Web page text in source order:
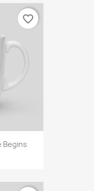
Begins
favorite_border